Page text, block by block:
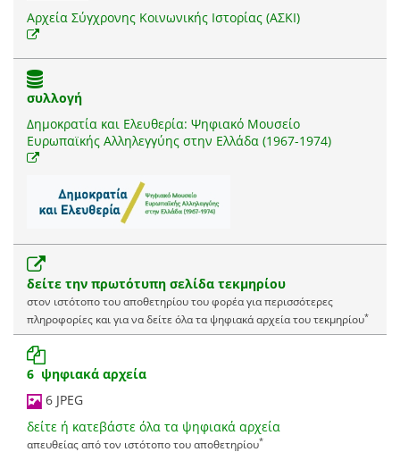
Αρχεία Σύγχρονης Κοινωνικής Ιστορίας (ΑΣΚΙ)
συλλογή
Δημοκρατία και Ελευθερία: Ψηφιακό Μουσείο
Ευρωπαϊκής Αλληλεγγύης στην Ελλάδα (1967-1974)
δείτε την πρωτότυπη σελίδα τεκμηρίου
στον ιστότοπο του αποθετηρίου του φορέα για περισσότερες
πληροφορίες και για να δείτε όλα τα ψηφιακά αρχεία του τεκμηρίου*
6 ψηφιακά αρχεία
6 JPEG
δείτε ή κατεβάστε όλα τα ψηφιακά αρχεία
απευθείας από τον ιστότοπο του αποθετηρίου*